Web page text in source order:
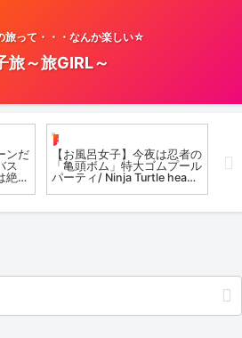
旅って・・・なんか楽しい☆
旅～旅GIRL～
ンだ
ス
景
お風呂女子こての
【お風呂女子】今夜は忍者の
「亀頭ボム」特大ゴムプール
パーティ/ Ninja Turtle head
【
ア